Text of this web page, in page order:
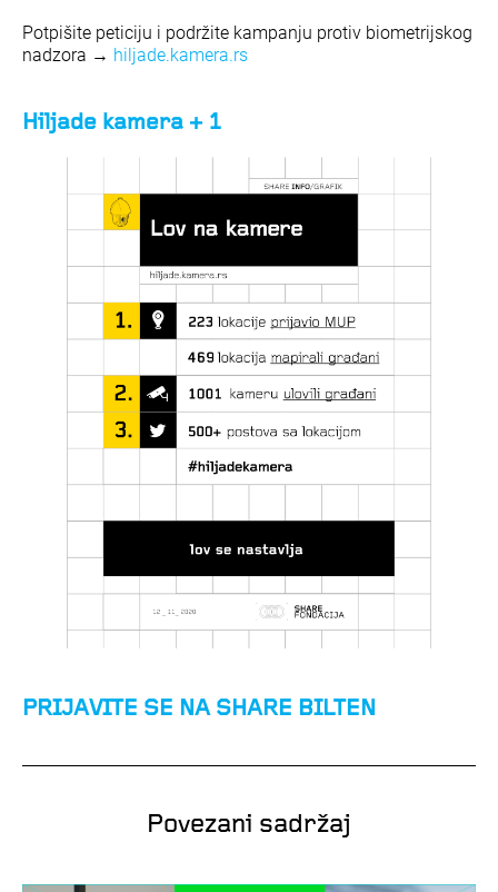
Potpišite peticiju i podržite kampanju protiv biometrijskog
nadzora → hiljade.kamera.rs
Hiljade kamera + 1
PRIJAVITE SE NA SHARE BILTEN
Povezani sadržaj